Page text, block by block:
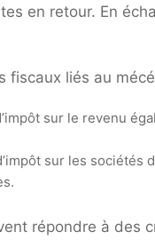
en retour. En
fiscaux liés au
sur le revenu
sur les sociétés
répondre à des